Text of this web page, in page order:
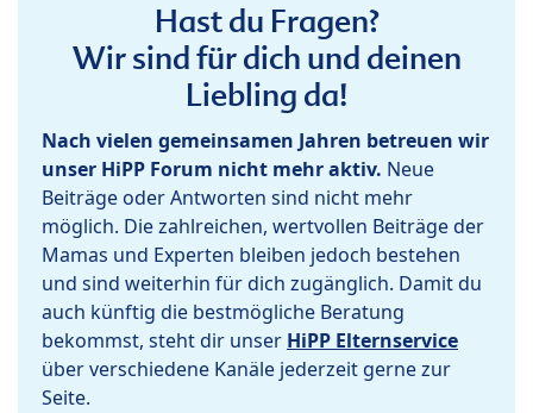
Hast du Fragen?
Wir sind für dich und deinen
Liebling da!
Nach vielen gemeinsamen Jahren betreuen wir
unser HiPP Forum nicht mehr aktiv. Neue
Beiträge oder Antworten sind nicht mehr
möglich. Die zahlreichen, wertvollen Beiträge der
Mamas und Experten bleiben jedoch bestehen
und sind weiterhin für dich zugänglich. Damit du
auch künftig die bestmögliche Beratung
bekommst, steht dir unser HiPP Elternservice
über verschiedene Kanäle jederzeit gerne zur
Seite.